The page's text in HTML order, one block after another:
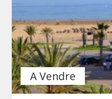
A Vendre